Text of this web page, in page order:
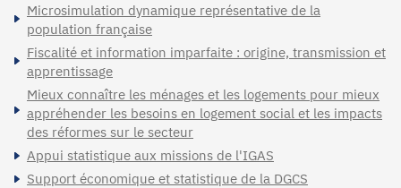
Microsimulation dynamique représentative de la
population française
Fiscalité et information imparfaite : origine, transmission et
apprentissage
Mieux connaître les ménages et les logements pour mieux
appréhender les besoins en logement social et les impacts
des réformes sur le secteur
Appui statistique aux missions de l'IGAS
Support économique et statistique de la DGCS